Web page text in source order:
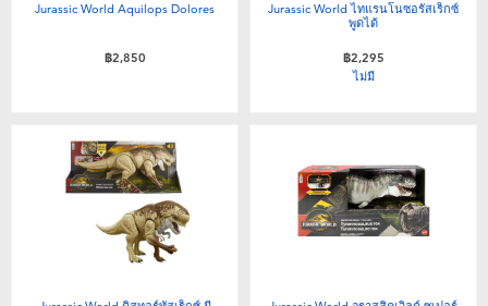
Jurassic World Aquilops Dolores
฿2,850
Jurassic World ไทแรนโนซอรัสเร็กซ์
พูดได้
฿2,295
ไม่มี